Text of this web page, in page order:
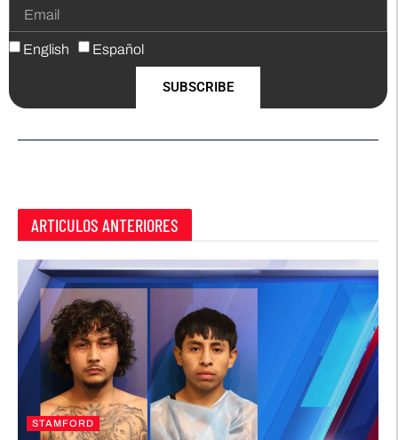
English Español
SUBSCRIBE
ARTICULOS ANTERIORES
STAMFORD